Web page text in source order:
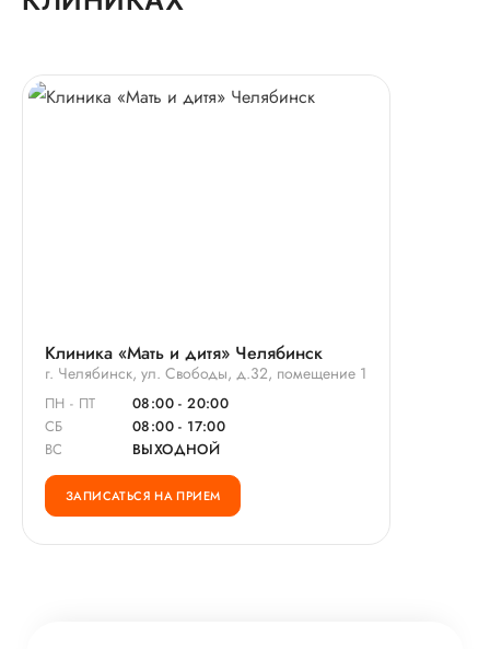
Клиника «Мать и дитя» Челябинск
г. Челябинск, ул. Свободы, д.32, помещение 1
ПН - ПТ
08:00 - 20:00
СБ
08:00 - 17:00
ВС
ВЫХОДНОЙ
ЗАПИСАТЬСЯ НА ПРИЕМ